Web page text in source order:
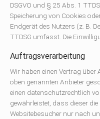
DSGVO und § 25 Abs. 1
Speicherung von Cookies
Endgerät des Nutzers (z. B.
TTDSG umfasst. Die
Auftragsverarbeitung
Wir haben einen Vertrag
oben genannten Anbieter
einen datenschutzrechtlich
gewährleistet, dass dieser
Websitebesucher nur nach